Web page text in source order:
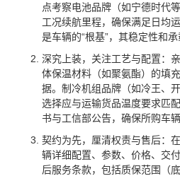
点考察电池品牌（如宁德时代
工况续航里程，确保满足日均
是车辆的“根基”，其稳定性和承
深究上装，关注工艺与配置：
体保温材料（如聚氨酯）的填
据。制冷机组品牌（如冷王、
选择应与运输货品温度要求匹
书与工信部公告，确保所购车
契约为先，厘清权责与售后：
辆详细配置、参数、价格、交
后服务条款，包括质保范围（